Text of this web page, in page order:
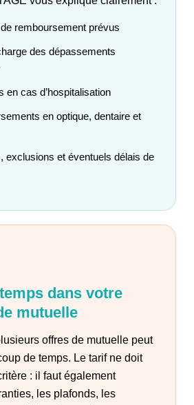
remboursement prévus
des dépassements
en cas d’hospitalisation
en optique, dentaire et
exclusions et éventuels délais de
dans votre
mutuelle
offres de mutuelle peut
de temps. Le tarif ne doit
: il faut également
les plafonds, les